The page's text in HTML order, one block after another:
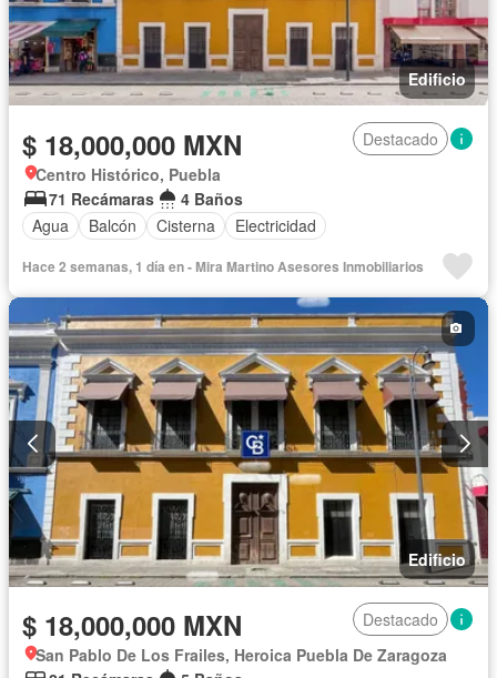
Edificio
$ 18,000,000 MXN
Destacado
Centro Histórico, Puebla
71 Recámaras
4 Baños
Agua
Balcón Cisterna Electricidad
Hace 2 semanas, 1 día en - Mira Martino Asesores Inmobiliarios
Edificio
$ 18,000,000 MXN
Destacado
San Pablo De Los Frailes, Heroica Puebla De Zaragoza